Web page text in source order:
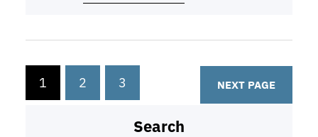
1 2 3 NEXT PAGE
Search